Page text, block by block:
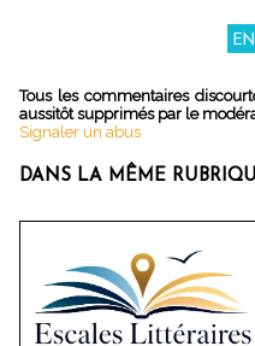
Tous les commentaires
aussitôt supprimés par le
Signaler un abus
DANS LA MÊME